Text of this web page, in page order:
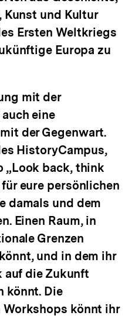
und Kultur
Ersten Weltkriegs
Europa zu
mit der
eine
der Gegenwart.
HistoryCampus,
„Look back, think
eure persönlichen
damals und dem
Einen Raum, in
Grenzen
und in dem ihr
auf die Zukunft
könnt. Die
Workshops könnt ihr